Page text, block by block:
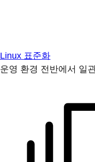
Linux 표준화
운영 환경 전반에서 일